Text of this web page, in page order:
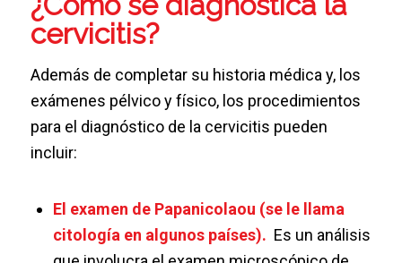
cervicitis?
Además de completar su historia médica y, los
exámenes pélvico y físico, los procedimientos
para el diagnóstico de la cervicitis pueden
incluir:
El examen de Papanicolaou (se le llama
citología en algunos países). Es un análisis